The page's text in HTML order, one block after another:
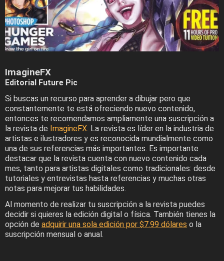
ImagineFX
Editorial Future Pic
Si buscas un recurso para aprender a dibujar pero que
constantemente te está ofreciendo nuevo contenido,
entonces te recomendamos ampliamente una suscripción a
la revista de ImagineFX. La revista es líder en la industria de
artistas e ilustradores y es reconocida mundialmente como
una de sus referencias más importantes. Es importante
destacar que la revista cuenta con nuevo contenido cada
mes, tanto para artistas digitales como tradicionales: desde
tutoriales y entrevistas hasta referencias y muchas otras
notas para mejorar tus habilidades.
Al momento de realizar tu suscripción a la revista puedes
decidir si quieres la edición digital o física. También tienes la
opción de adquirir una sola edición por $7.99 dólares o la
suscripción mensual o anual.